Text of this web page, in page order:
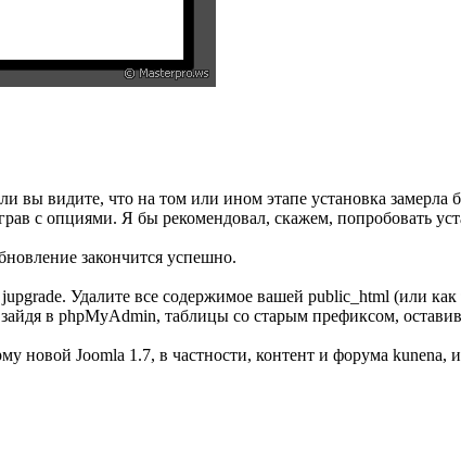
вы видите, что на том или ином этапе установка
с опциями. Я бы рекомендовал, скажем, попробовать
закончится успешно.
Удалите все содержимое вашей public_html (или
в phpMyAdmin, таблицы со старым префиксом,
новой Joomla 1.7, в частности, контент и форума